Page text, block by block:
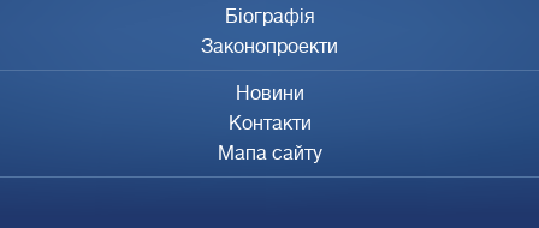
Біографія
Законопроекти
Новини
Контакти
Мапа сайту